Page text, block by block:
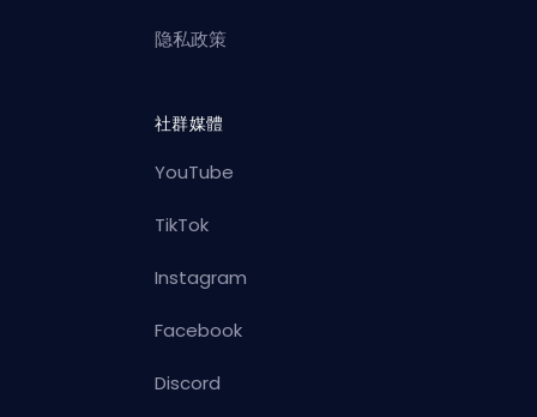
隐私政策
社群媒體
YouTube
TikTok
Instagram
Facebook
Discord